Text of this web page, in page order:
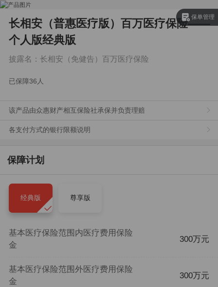
长相安（普惠医疗版）百万医疗保险——
个人版经典版
披露名： 长相安（免健告）百万医疗保险
已保障36 人
该产品由众惠财产相互保险社承保并负责理赔
各支付方式的银行限额说明
保单管理
保障计划
经典版 尊享版
基本医疗保险范围内医疗费用保险
金
300万元
基本医疗保险范围外医疗费用保险
金
300万元